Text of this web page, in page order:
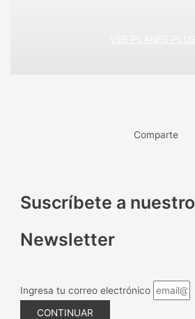
Comparte
Suscríbete a nuestro
Newsletter
Ingresa tu correo electrónico
CONTINUAR